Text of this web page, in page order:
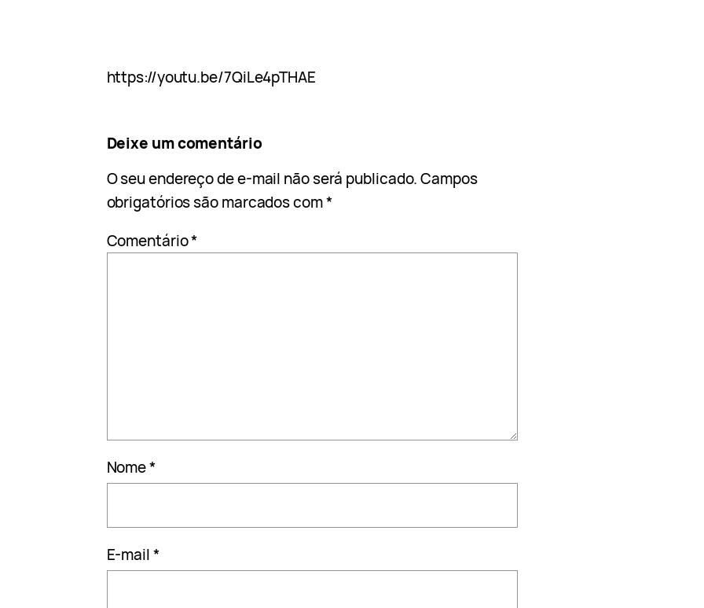
https://youtu.be/7QiLe4pTHAE
Deixe um comentário
O seu endereço de e-mail não será publicado. Campos
obrigatórios são marcados com*
Comentário*
Nome*
E-mail*